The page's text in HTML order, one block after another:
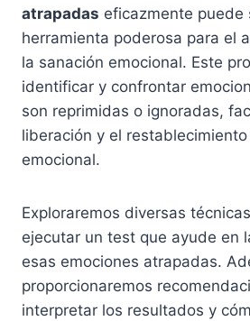
atrapadas eficazmente puede
herramienta poderosa para el
la sanación emocional. Este
identificar y confrontar
son reprimidas o ignoradas,
liberación y el
emocional.
Exploraremos diversas
ejecutar un test que ayude en
esas emociones atrapadas.
proporcionaremos
interpretar los resultados y